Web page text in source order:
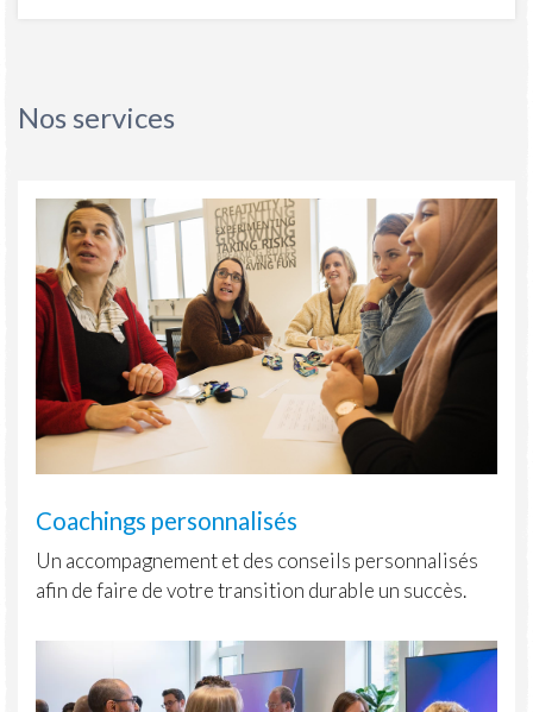
Nos services
Coachings personnalisés
Un accompagnement et des conseils personnalisés
afin de faire de votre transition durable un succès.